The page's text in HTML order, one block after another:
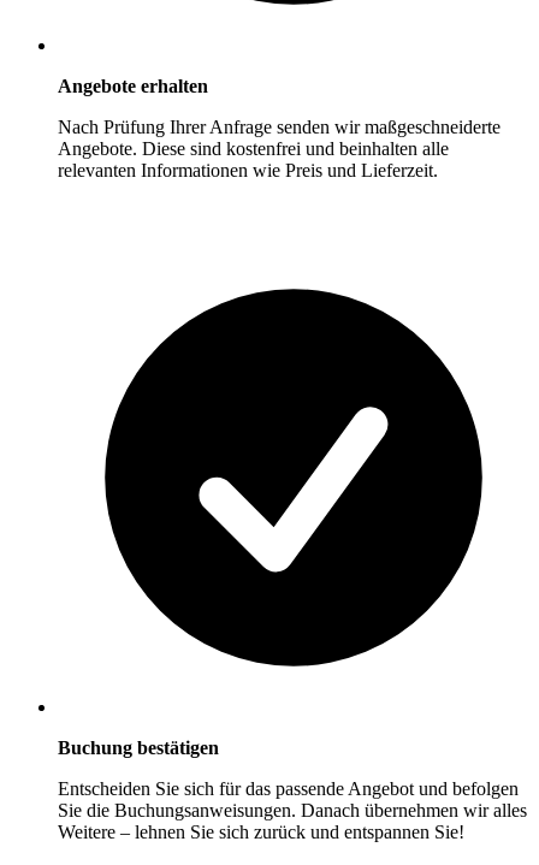
Angebote erhalten
Nach Prüfung Ihrer Anfrage senden wir maßgeschneiderte
Angebote. Diese sind kostenfrei und beinhalten alle
relevanten Informationen wie Preis und Lieferzeit.
Buchung bestätigen
Entscheiden Sie sich für das passende Angebot und befolgen
Sie die Buchungsanweisungen. Danach übernehmen wir alles
Weitere – lehnen Sie sich zurück und entspannen Sie!